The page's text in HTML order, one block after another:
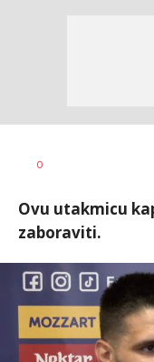
AUTOR
0
Ovu utakmicu
zaboraviti.